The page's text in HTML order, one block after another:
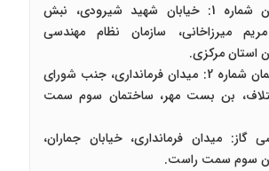
ساختمان شماره 1: خیابان شهید شیرودی، نبش
میرزاخانی، سازمان نظام مهندسی
استان مرکزی.
- ساختمان شماره 2: میدان فرمانداری، جنب شورای
بن بست مهر، ساختمان سوم سمت
گاز: میدان فرمانداری، خیابان جماران،
سوم سمت راست.